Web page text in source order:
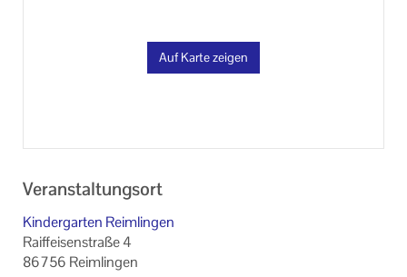
Auf Karte zeigen
Veranstaltungsort
Kindergarten Reimlingen
Raiffeisenstraße 4
86756 Reimlingen